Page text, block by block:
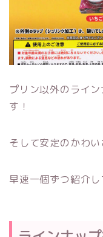
プリン以外のライ
す！
そして安定のかわ
早速一個ずつ紹介し